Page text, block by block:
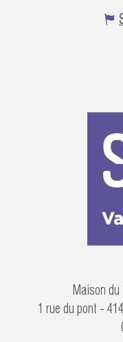
Maison
1 rue du pont -